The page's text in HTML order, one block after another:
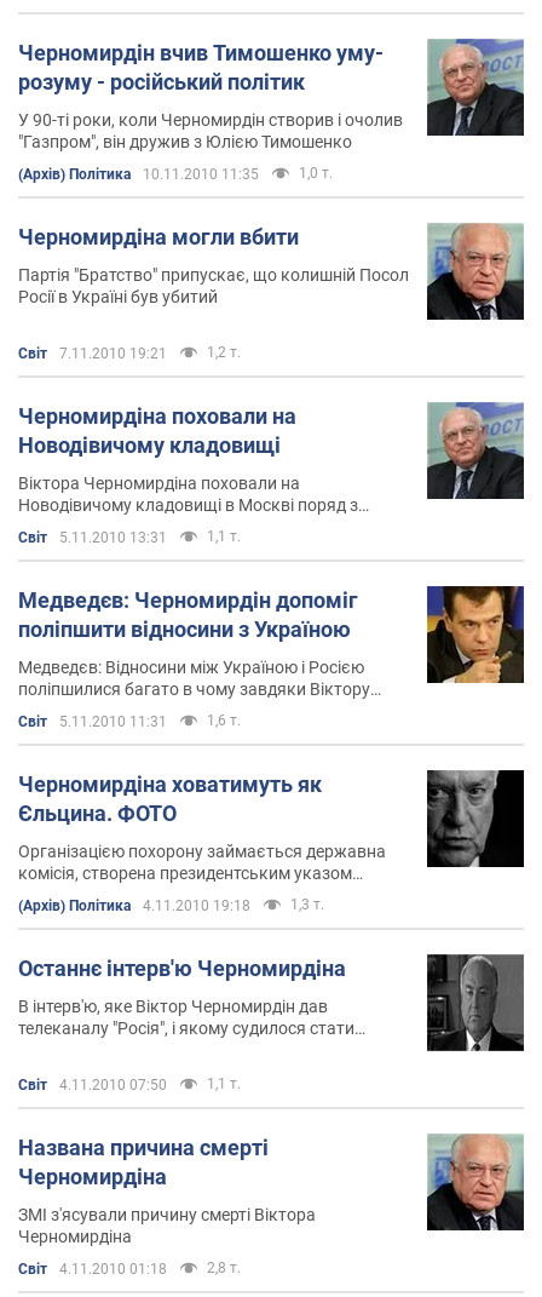
Черномирдін вчив Тимошенко уму-
розуму - російський політик
У 90-ті роки, коли Черномирдін створив і очолив
"Газпром", він дружив з Юлією Тимошенко
(Архів) Політика 10.11.2010 11:35 1,0 т.
Черномирдіна могли вбити
Партія "Братство" припускає, що колишній Посол
Росії в Україні був убитий
Світ 7.11.2010 19:21 1,2 т.
Черномирдіна поховали на
Новодівичому кладовищі
Віктора Черномирдіна поховали на
Новодівичому кладовищі в Москві поряд з
могилою його дружини Валентини Федорівни
Світ 5.11.2010 13:31 1,1 т.
Медведєв: Черномирдін допоміг
поліпшити відносини з Україною
Медведєв: Відносини між Україною і Росією
поліпшилися багато в чому завдяки Віктору
Черномирдіну
Світ 5.11.2010 11:31 1,6 т.
Черномирдіна ховатимуть як
Єльцина. ФОТО
Організацією похорону займається державна
комісія, створена президентським указом
Дмитра Медведєва
(Архів) Політика 4.11.2010 19:18 1,3 т.
Останнє інтерв'ю Черномирдіна
В інтерв'ю, яке Віктор Черномирдін дав
телеканалу "Росія", і якому судилося стати
сьогодення.
Світ 4.11.2010 07:50 1,1 т.
Названа причина смерті
Черномирдіна
ЗМІ з'ясували причину смерті Віктора
Черномирдіна
Світ 4.11.2010 01:18 2,8 т.